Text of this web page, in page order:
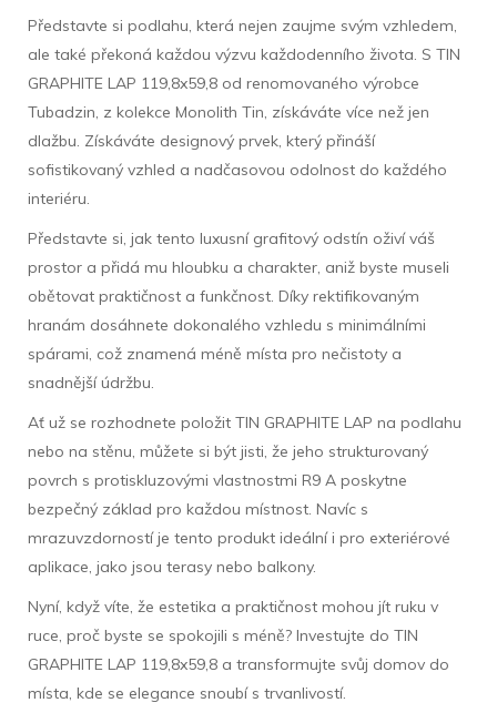
Představte si podlahu, která nejen zaujme svým vzhledem,
ale také překoná každou výzvu každodenního života. S TIN
GRAPHITE LAP 119,8x59,8 od renomovaného výrobce
Tubadzin, z kolekce Monolith Tin, získáváte více než jen
dlažbu. Získáváte designový prvek, který přináší
sofistikovaný vzhled a nadčasovou odolnost do každého
interiéru.
Představte si, jak tento luxusní grafitový odstín oživí váš
prostor a přidá mu hloubku a charakter, aniž byste museli
obětovat praktičnost a funkčnost. Díky rektifikovaným
hranám dosáhnete dokonalého vzhledu s minimálními
spárami, což znamená méně místa pro nečistoty a
snadnější údržbu.
Ať už se rozhodnete položit TIN GRAPHITE LAP na podlahu
nebo na stěnu, můžete si být jisti, že jeho strukturovaný
povrch s protiskluzovými vlastnostmi R9 A poskytne
bezpečný základ pro každou místnost. Navíc s
mrazuvzdorností je tento produkt ideální i pro exteriérové
aplikace, jako jsou terasy nebo balkony.
Nyní, když víte, že estetika a praktičnost mohou jít ruku v
ruce, proč byste se spokojili s méně? Investujte do TIN
GRAPHITE LAP 119,8x59,8 a transformujte svůj domov do
místa, kde se elegance snoubí s trvanlivostí.